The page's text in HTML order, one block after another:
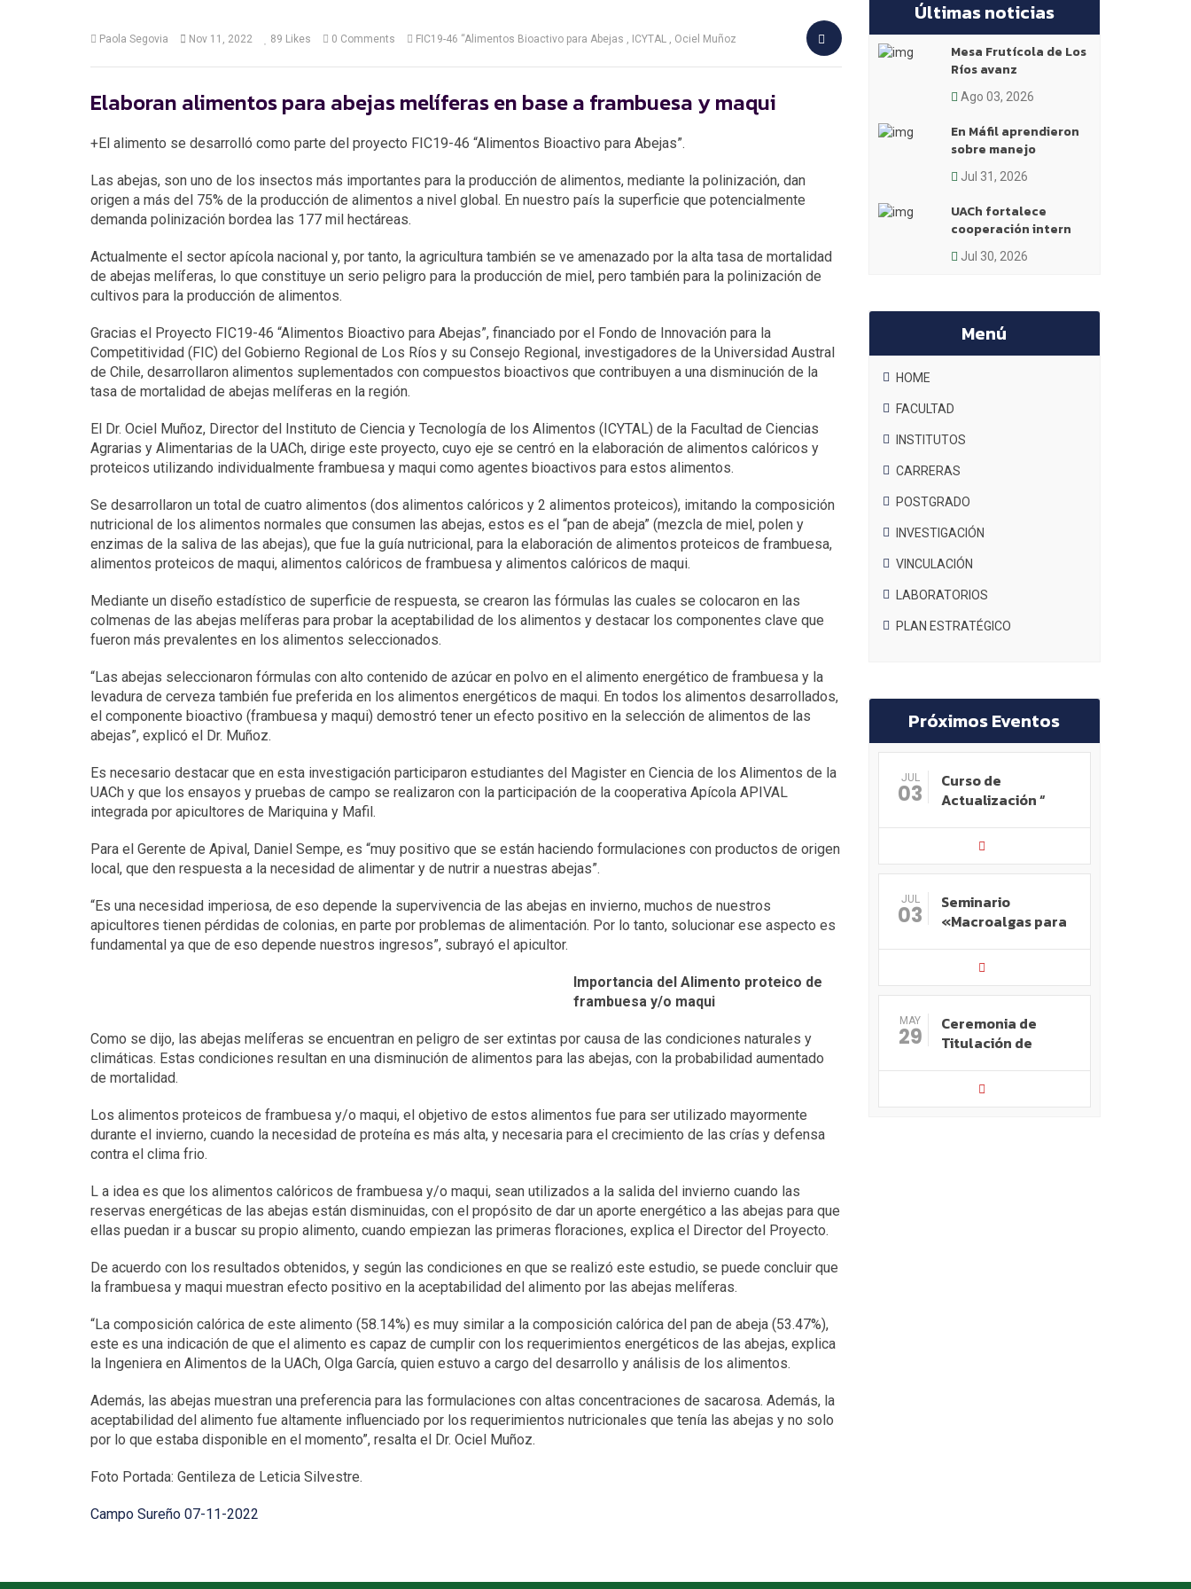
Paola Segovia Nov 11, 2022 89 Likes 0 Comments FIC19-46 “Alimentos Bioactivo para Abejas ICYTAL Ociel Muñoz
Elaboran alimentos para abejas melíferas en base a frambuesa y maqui
+El alimento se desarrolló como parte del proyecto FIC19-46 “Alimentos Bioactivo para Abejas”.
Las abejas, son uno de los insectos más importantes para la producción de alimentos, mediante la polinización, dan
origen a más del 75% de la producción de alimentos a nivel global. En nuestro país la superficie que potencialmente
demanda polinización bordea las 177 mil hectáreas.
Actualmente el sector apícola nacional y, por tanto, la agricultura también se ve amenazado por la alta tasa de mortalidad
de abejas melíferas, lo que constituye un serio peligro para la producción de miel, pero también para la polinización de
cultivos para la producción de alimentos.
Gracias el Proyecto FIC19-46 “Alimentos Bioactivo para Abejas”, financiado por el Fondo de Innovación para la
Competitividad (FIC) del Gobierno Regional de Los Ríos y su Consejo Regional, investigadores de la Universidad Austral
de Chile, desarrollaron alimentos suplementados con compuestos bioactivos que contribuyen a una disminución de la
tasa de mortalidad de abejas melíferas en la región.
El Dr. Ociel Muñoz, Director del Instituto de Ciencia y Tecnología de los Alimentos (ICYTAL) de la Facultad de Ciencias
Agrarias y Alimentarias de la UACh, dirige este proyecto, cuyo eje se centró en la elaboración de alimentos calóricos y
proteicos utilizando individualmente frambuesa y maqui como agentes bioactivos para estos alimentos.
Se desarrollaron un total de cuatro alimentos (dos alimentos calóricos y 2 alimentos proteicos), imitando la composición
nutricional de los alimentos normales que consumen las abejas, estos es el “pan de abeja” (mezcla de miel, polen y
enzimas de la saliva de las abejas), que fue la guía nutricional, para la elaboración de alimentos proteicos de frambuesa,
alimentos proteicos de maqui, alimentos calóricos de frambuesa y alimentos calóricos de maqui.
Mediante un diseño estadístico de superficie de respuesta, se crearon las fórmulas las cuales se colocaron en las
colmenas de las abejas melíferas para probar la aceptabilidad de los alimentos y destacar los componentes clave que
fueron más prevalentes en los alimentos seleccionados.
“Las abejas seleccionaron fórmulas con alto contenido de azúcar en polvo en el alimento energético de frambuesa y la
levadura de cerveza también fue preferida en los alimentos energéticos de maqui. En todos los alimentos desarrollados,
el componente bioactivo (frambuesa y maqui) demostró tener un efecto positivo en la selección de alimentos de las
abejas”, explicó el Dr. Muñoz.
Es necesario destacar que en esta investigación participaron estudiantes del Magister en Ciencia de los Alimentos de la
UACh y que los ensayos y pruebas de campo se realizaron con la participación de la cooperativa Apícola APIVAL
integrada por apicultores de Mariquina y Mafil.
Para el Gerente de Apival, Daniel Sempe, es “muy positivo que se están haciendo formulaciones con productos de origen
local, que den respuesta a la necesidad de alimentar y de nutrir a nuestras abejas”.
“Es una necesidad imperiosa, de eso depende la supervivencia de las abejas en invierno, muchos de nuestros
apicultores tienen pérdidas de colonias, en parte por problemas de alimentación. Por lo tanto, solucionar ese aspecto es
fundamental ya que de eso depende nuestros ingresos”, subrayó el apicultor.
Importancia del Alimento proteico de
frambuesa y/o maqui
Como se dijo, las abejas melíferas se encuentran en peligro de ser extintas por causa de las condiciones naturales y
climáticas. Estas condiciones resultan en una disminución de alimentos para las abejas, con la probabilidad aumentado
de mortalidad.
Los alimentos proteicos de frambuesa y/o maqui, el objetivo de estos alimentos fue para ser utilizado mayormente
durante el invierno, cuando la necesidad de proteína es más alta, y necesaria para el crecimiento de las crías y defensa
contra el clima frio.
L a idea es que los alimentos calóricos de frambuesa y/o maqui, sean utilizados a la salida del invierno cuando las
reservas energéticas de las abejas están disminuidas, con el propósito de dar un aporte energético a las abejas para que
ellas puedan ir a buscar su propio alimento, cuando empiezan las primeras floraciones, explica el Director del Proyecto.
De acuerdo con los resultados obtenidos, y según las condiciones en que se realizó este estudio, se puede concluir que
la frambuesa y maqui muestran efecto positivo en la aceptabilidad del alimento por las abejas melíferas.
“La composición calórica de este alimento (58.14%) es muy similar a la composición calórica del pan de abeja (53.47%),
este es una indicación de que el alimento es capaz de cumplir con los requerimientos energéticos de las abejas, explica
la Ingeniera en Alimentos de la UACh, Olga García, quien estuvo a cargo del desarrollo y análisis de los alimentos.
Además, las abejas muestran una preferencia para las formulaciones con altas concentraciones de sacarosa. Además, la
aceptabilidad del alimento fue altamente influenciado por los requerimientos nutricionales que tenía las abejas y no solo
por lo que estaba disponible en el momento”, resalta el Dr. Ociel Muñoz.
Foto Portada: Gentileza de Leticia Silvestre.
Campo Sureño 07-11-2022
Últimas noticias
Mesa Frutícola de Los
Ríos avanz
Ago 03, 2026
En Máfil aprendieron
sobre manejo
Jul 31, 2026
UACh fortalece
cooperación intern
Jul 30, 2026
Menú
HOME
FACULTAD
INSTITUTOS
CARRERAS
POSTGRADO
INVESTIGACIÓN
VINCULACIÓN
LABORATORIOS
PLAN ESTRATÉGICO
Próximos Eventos
JUL
03
Curso de
Actualización “
JUL
03
Seminario
«Macroalgas para
MAY
29
Ceremonia de
Titulación de